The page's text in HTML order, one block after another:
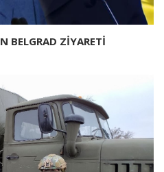
BELGRAD ZİYARETİ